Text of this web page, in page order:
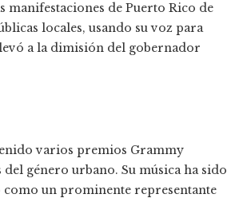
manifestaciones de Puerto Rico de
locales, usando su voz para
a la dimisión del gobernador
varios premios Grammy
género urbano. Su música ha sido
un prominente representante